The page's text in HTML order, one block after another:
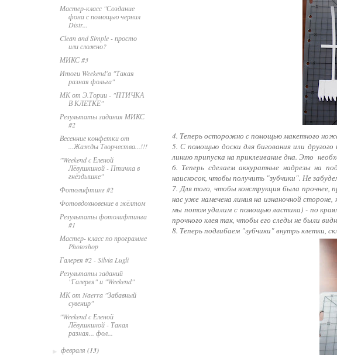
4. Теперь осторожно с помощью макетного
5. С помощью доски для бигования или
линию припуска на приклеивание дна. Это
6. Теперь сделаем аккуратные надрезы на
наискосок, чтобы получить "зубчики". Не
7. Для того, чтобы конструкция была прочнее,
нас уже намечена линия на изнаночной
мы потом удалим с помощью ластика) - по
прочного клея так, чтобы его следы не были
8. Теперь подгибаем "зубчики" внутрь клетки,
Мастер-класс "Создание
фона с помощью чернил
Distr...
Clean and Simple - просто
или сложно?
МИКС #3
Итоги Weekend'a "Такая
разная фольга"
МК от Э.Тории - "ПТИЧКА
В КЛЕТКЕ"
Результаты задания МИКС
#2
Весенние конфетки от
...Жажды Творчества...!!!
"Weekend c Еленой
Лёвушкиной - Птичка в
гнёздышке"
Фотолифтинг #2
Фотовдохновение в жёлтом
Результаты фотолифтинга
#1
Мастер- класс по программе
Photoshop
Галерея #2 - Silvia Lugli
Результаты заданий
"Галерея" и "Weekend"
МК от Naerra "Забавный
сувенир"
"Weekend c Еленой
Лёвушкиной - Такая
разная... фол...
►февраля(13)